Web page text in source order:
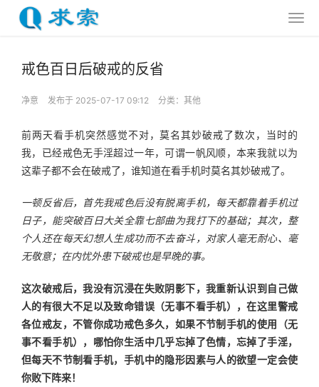
戒色百日后破戒的反省
净意 发布于 2025-07-17 09:12 分类： 其他
前两天看手机突然感觉不对，莫名其妙破戒了数次，当时的
我，已经戒色无手淫超过一年，可谓一帆风顺，本来我就以为
这辈子都不会在破戒了，谁知道在看手机时莫名其妙破戒了。
一顿反省后，首先我戒色后没有脱离手机，每天都靠着手机过
日子，能突破百日大关全靠七部曲为我打下的基础；其次，整
个人还在每天幻想人生成功而不去奋斗，对家人毫无耐心、毫
无敬意；在内忧外患下破戒也是早晚的事。
这次破戒后，我没有沉浸在失败阴影下，我重新认识到自己做
人的有很大不足以及致命错误（无事不看手机），在这里警戒
各位戒友，不管你成功戒色多久，如果不节制手机的使用（无
事不看手机），哪怕你生活中几乎忘掉了色情，忘掉了手淫，
但每天不节制看手机，手机中的隐形因素与人的欲望一定会使
你败下阵来！